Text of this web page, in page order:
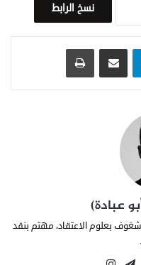
نسخ الرابط
تيلقرام
عبادة)
بعلوم الاعتقاد، مهتم بنقد